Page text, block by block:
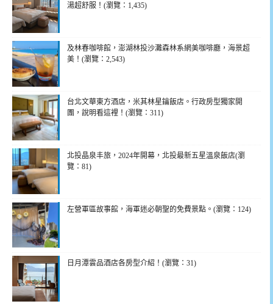
湯超舒服！(瀏覽：1,435)
及林春咖啡館，澎湖林投沙灘森林系網美咖啡廳，海景超
美！(瀏覽：2,543)
台北文華東方酒店，米其林星鑰飯店。行政房型獨家開
團，說明看這裡！(瀏覽：311)
北投晶泉丰旅，2024年開幕，北投最新五星溫泉飯店(瀏
覽：81)
左營軍區故事館，海軍迷必朝聖的免費景點。(瀏覽：124)
日月潭雲品酒店各房型介紹！(瀏覽：31)